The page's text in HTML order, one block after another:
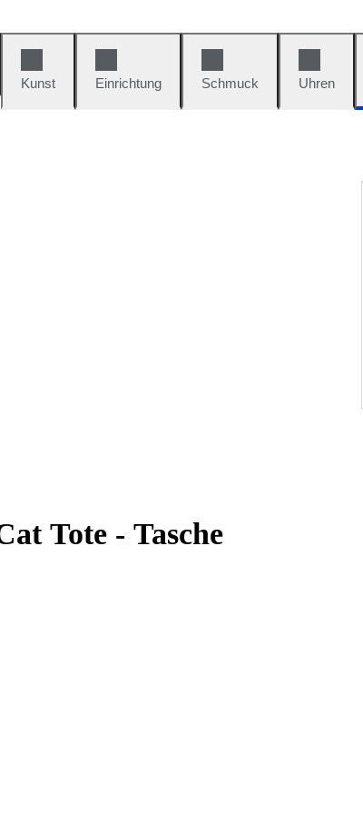
Kunst
Einrichtung Schmuck Uhren
Tote - Tasche